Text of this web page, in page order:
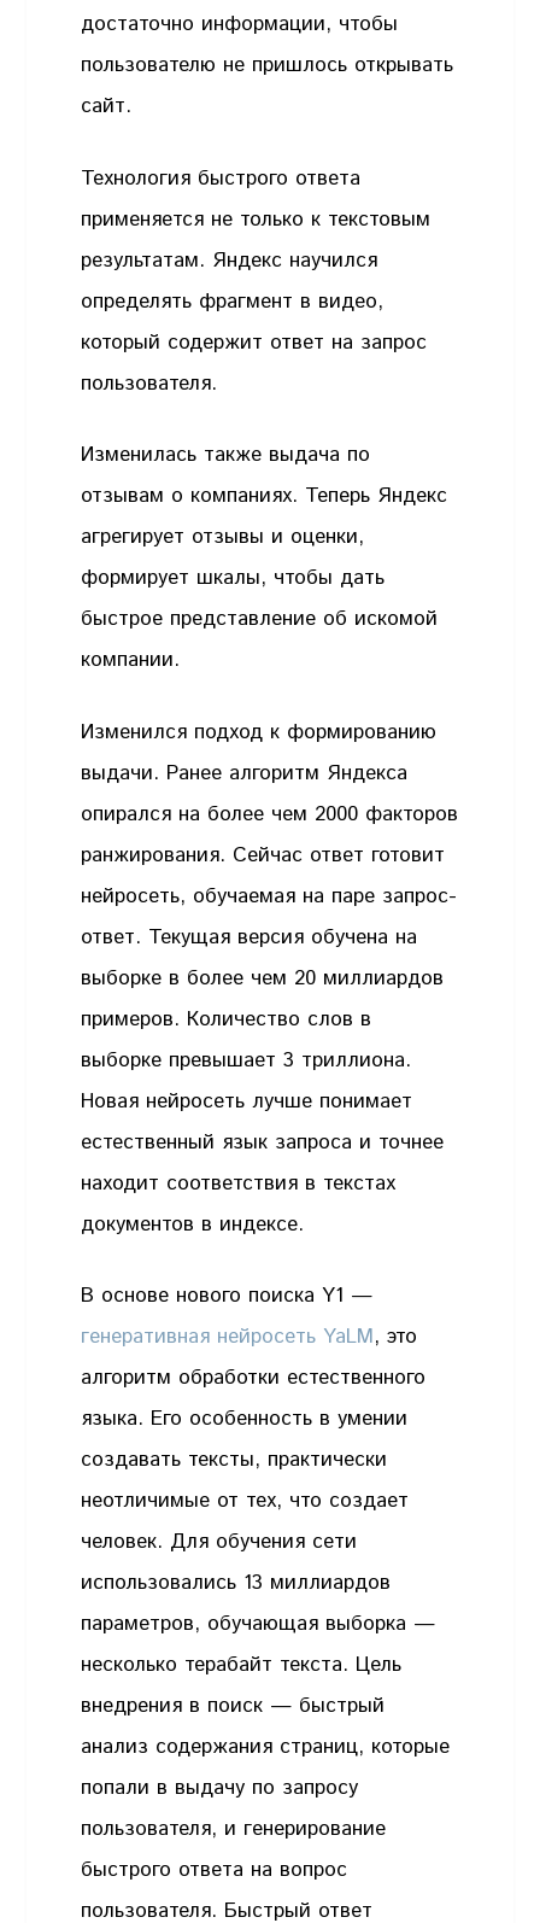
достаточно информации, чтобы
пользователю не пришлось открывать
сайт.
Технология быстрого ответа
применяется не только к текстовым
результатам. Яндекс научился
определять фрагмент в видео,
который содержит ответ на запрос
пользователя.
Изменилась также выдача по
отзывам о компаниях. Теперь Яндекс
агрегирует отзывы и оценки,
формирует шкалы, чтобы дать
быстрое представление об искомой
компании.
Изменился подход к формированию
выдачи. Ранее алгоритм Яндекса
опирался на более чем 2000 факторов
ранжирования. Сейчас ответ готовит
нейросеть, обучаемая на паре запрос-
ответ. Текущая версия обучена на
выборке в более чем 20 миллиардов
примеров. Количество слов в
выборке превышает 3 триллиона.
Новая нейросеть лучше понимает
естественный язык запроса и точнее
находит соответствия в текстах
документов в индексе.
В основе нового поиска Y1 —
генеративная нейросеть YaLM, это
алгоритм обработки естественного
языка. Его особенность в умении
создавать тексты, практически
неотличимые от тех, что создает
человек. Для обучения сети
использовались 13 миллиардов
параметров, обучающая выборка —
несколько терабайт текста. Цель
внедрения в поиск — быстрый
анализ содержания страниц, которые
попали в выдачу по запросу
пользователя, и генерирование
быстрого ответа на вопрос
пользователя. Быстрый ответ